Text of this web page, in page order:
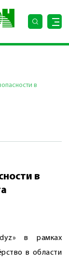
в
в
в рамках
в области